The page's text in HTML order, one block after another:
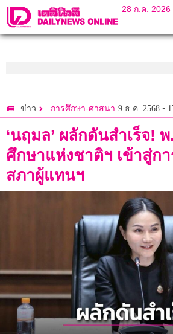
28 ก.ค. 2026
ข่าว การศึกษา-ศาสนา 9 ธ.ค. 2568 •
‘นฤมล’ ผลักดันสำเร็จ!
ศึกษาแห่งชาติฯ เข้าสู่ก
สภาผู้แทนฯ